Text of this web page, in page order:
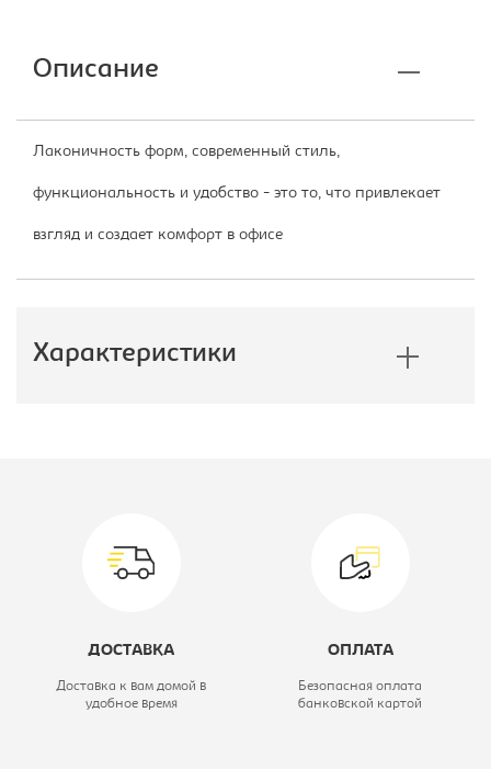
Описание
Лаконичность форм, современный стиль,
функциональность и удобство - это то, что привлекает
взгляд и создает комфорт в офисе
Характеристики
двухместный
Цвет материала: черный
ДОСТАВКА
Доставка к вам домой в
удобное время
ОПЛАТА
Безопасная оплата
банковской картой